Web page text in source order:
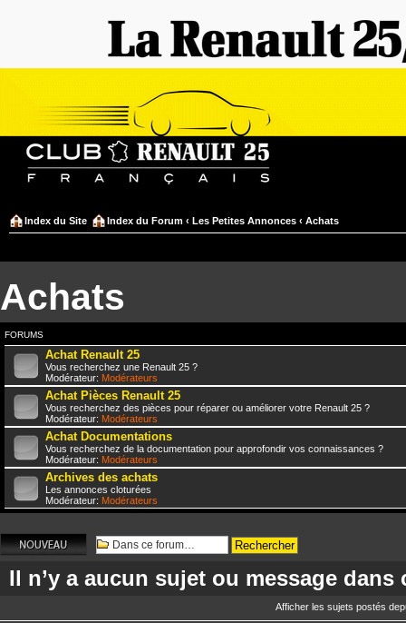
Index du Site Index du Forum ‹ Les Petites Annonces ‹ Achats
Achats
FORUMS
Achat Renault 25
Vous recherchez une Renault 25 ?
Modérateur: Modérateurs
Achat Pièces Renault 25
Vous recherchez des pièces pour réparer ou améliorer votre Renault 25 ?
Modérateur: Modérateurs
Achat Documentations
Vous recherchez de la documentation pour approfondir vos connaissances ?
Modérateur: Modérateurs
Archives des achats
Les annonces cloturées
Modérateur: Modérateurs
Écrire un nouveau
sujet
Il n’y a aucun sujet ou message dans
Afficher les sujets postés